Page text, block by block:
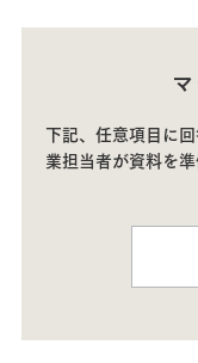
下記、任意項目に
業担当者が資料を準